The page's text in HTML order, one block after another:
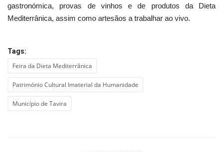
gastronómica, provas de vinhos e de produtos da Dieta
Mediterrânica, assim como artesãos a trabalhar ao vivo.
Tags:
Feira da Dieta Mediterrânica
Património Cultural Imaterial da Humanidade
Município de Tavira